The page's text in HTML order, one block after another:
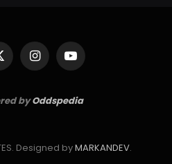
InstagramYouTube
byOddspedia
Designed byMARKANDEV.